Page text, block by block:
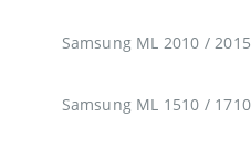
Samsung ML 2010 /
Samsung ML 1510 /